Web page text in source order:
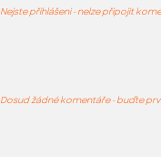
Nejste přihlášeni - nelze připojit
Dosud žádné komentáře - buďte